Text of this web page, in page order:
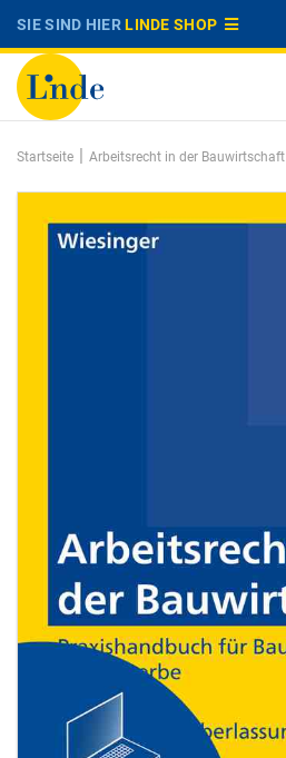
SIE SIND HIERLINDE SHOP
Startseite | Arbeitsrecht in der Bauwirtschaft